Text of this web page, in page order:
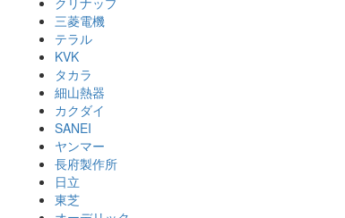
三菱電機
テラル
KVK
タカラ
細山熱器
カクダイ
SANEI
ヤンマー
長府製作所
日立
東芝